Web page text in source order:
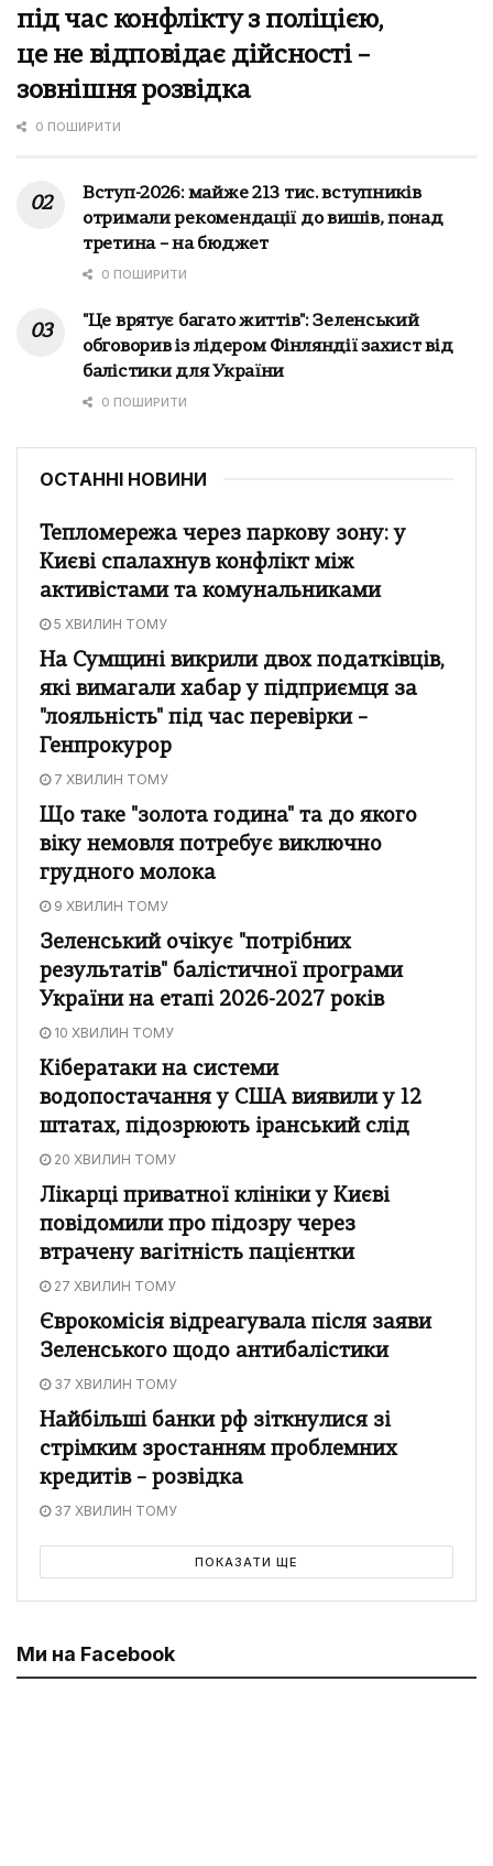
під час конфлікту з поліцією,
це не відповідає дійсності –
зовнішня розвідка
0 ПОШИРИТИ
Вступ-2026: майже 213 тис. вступників
отримали рекомендації до вишів, понад
третина – на бюджет
0 ПОШИРИТИ
"Це врятує багато життів": Зеленський
обговорив із лідером Фінляндії захист від
балістики для України
0 ПОШИРИТИ
ОСТАННІ НОВИНИ
Тепломережа через паркову зону: у
Києві спалахнув конфлікт між
активістами та комунальниками
5 ХВИЛИН ТОМУ
На Сумщині викрили двох податківців,
які вимагали хабар у підприємця за
"лояльність" під час перевірки –
Генпрокурор
7 ХВИЛИН ТОМУ
Що таке "золота година" та до якого
віку немовля потребує виключно
грудного молока
9 ХВИЛИН ТОМУ
Зеленський очікує "потрібних
результатів" балістичної програми
України на етапі 2026-2027 років
10 ХВИЛИН ТОМУ
Кібератаки на системи
водопостачання у США виявили у 12
штатах, підозрюють іранський слід
20 ХВИЛИН ТОМУ
Лікарці приватної клініки у Києві
повідомили про підозру через
втрачену вагітність пацієнтки
27 ХВИЛИН ТОМУ
Єврокомісія відреагувала після заяви
Зеленського щодо антибалістики
37 ХВИЛИН ТОМУ
Найбільші банки рф зіткнулися зі
стрімким зростанням проблемних
кредитів – розвідка
37 ХВИЛИН ТОМУ
ПОКАЗАТИ ЩЕ
Ми на Facebook